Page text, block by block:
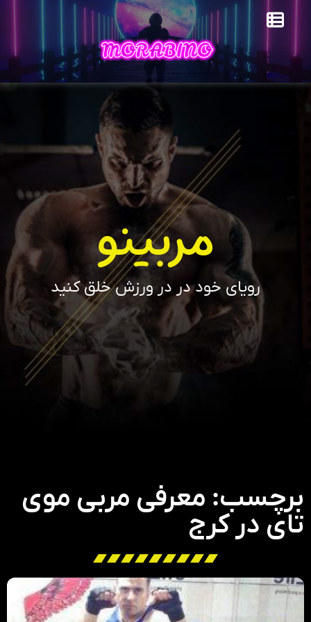
مربینو
رویای خود در در ورزش خلق کنید
برچسب: معرفی مربی موی
تای در کرج